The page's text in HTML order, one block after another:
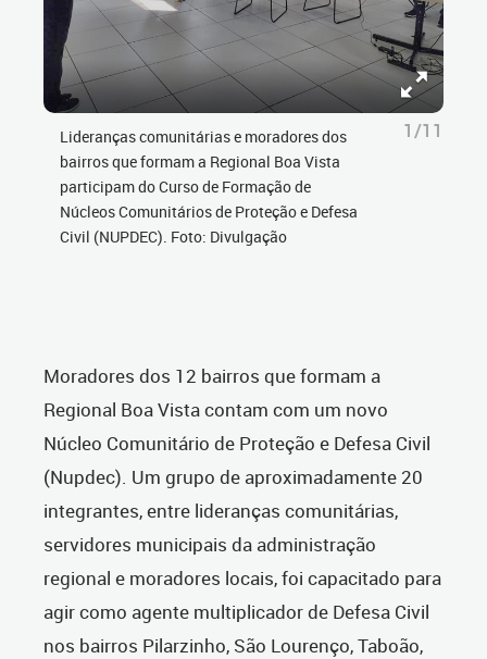
Lideranças comunitárias e moradores dos
bairros que formam a Regional Boa Vista
participam do Curso de Formação de
Núcleos Comunitários de Proteção e Defesa
Civil (NUPDEC). Foto: Divulgação
1/11
Moradores dos 12 bairros que formam a
Regional Boa Vista contam com um novo
Núcleo Comunitário de Proteção e Defesa Civil
(Nupdec). Um grupo de aproximadamente 20
integrantes, entre lideranças comunitárias,
servidores municipais da administração
regional e moradores locais, foi capacitado para
agir como agente multiplicador de Defesa Civil
nos bairros Pilarzinho, São Lourenço, Taboão,